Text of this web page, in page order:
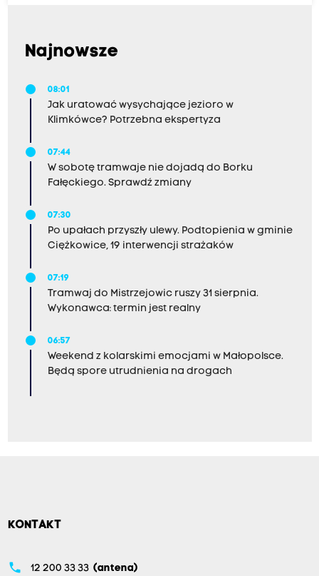
Najnowsze
08:01
Jak uratować wysychające jezioro w
Klimkówce? Potrzebna ekspertyza
07:44
W sobotę tramwaje nie dojadą do Borku
Fałęckiego. Sprawdź zmiany
07:30
Po upałach przyszły ulewy. Podtopienia w gminie
Ciężkowice, 19 interwencji strażaków
07:19
Tramwaj do Mistrzejowic ruszy 31 sierpnia.
Wykonawca: termin jest realny
06:57
Weekend z kolarskimi emocjami w Małopolsce.
Będą spore utrudnienia na drogach
KONTAKT
phone 12 200 33 33 (antena)